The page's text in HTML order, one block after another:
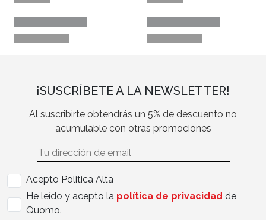
¡SUSCRÍBETE A LA NEWSLETTER!
Al suscribirte obtendrás un 5% de descuento no
acumulable con otras promociones
Acepto Politica Alta
He leído y acepto la política de privacidad de
Quomo.